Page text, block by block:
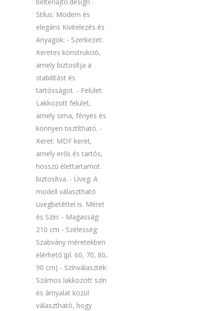
Stílus: Modern és
elegáns Kivitelezés és
Anyagok: - Szerkezet:
Keretes konstrukció,
amely biztosítja a
stabilitást és
tartósságot. - Felület:
Lakkozott felület,
amely sima, fényes és
könnyen tisztítható. -
Keret: MDF keret,
amely erős és tartós,
hosszú élettartamot
biztosítva. - Üveg: A
modell választható
üvegbetéttel is. Méret
és Szín: - Magasság:
210 cm - Szélesség:
Szabvány méretekben
elérhető (pl. 60, 70, 80,
90 cm) - Színválaszték:
Számos lakkozott szín
és árnyalat közül
választható, hogy